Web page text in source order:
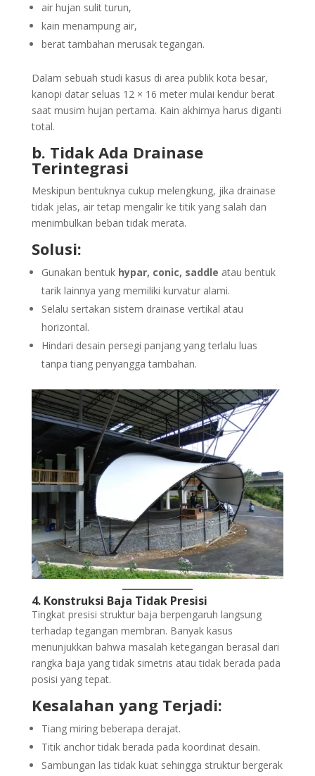
air hujan sulit turun,
kain menampung air,
berat tambahan merusak tegangan.
Dalam sebuah studi kasus di area publik kota besar,
kanopi datar seluas 12 × 16 meter mulai kendur berat
saat musim hujan pertama. Kain akhirnya harus diganti
total.
b. Tidak Ada Drainase
Terintegrasi
Meskipun bentuknya cukup melengkung, jika drainase
tidak jelas, air tetap mengalir ke titik yang salah dan
menimbulkan beban tidak merata.
Solusi:
Gunakan bentuk hypar, conic, saddle atau bentuk
tarik lainnya yang memiliki kurvatur alami.
Selalu sertakan sistem drainase vertikal atau
horizontal.
Hindari desain persegi panjang yang terlalu luas
tanpa tiang penyangga tambahan.
4. Konstruksi Baja Tidak Presisi
Tingkat presisi struktur baja berpengaruh langsung
terhadap tegangan membran. Banyak kasus
menunjukkan bahwa masalah ketegangan berasal dari
rangka baja yang tidak simetris atau tidak berada pada
posisi yang tepat.
Kesalahan yang Terjadi:
Tiang miring beberapa derajat.
Titik anchor tidak berada pada koordinat desain.
Sambungan las tidak kuat sehingga struktur bergerak